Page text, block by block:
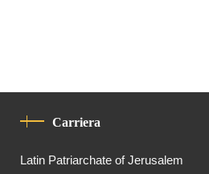
Carriera
Latin Patriarchate of Jerusalem